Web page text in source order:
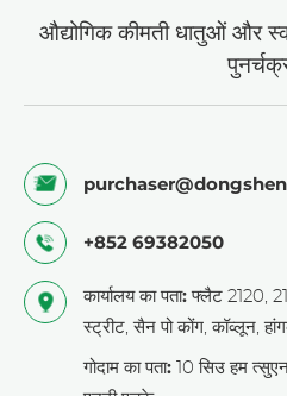
औद्योगिक कीमती धातुओं और
+852 69382050
कार्यालय का पता: फ्लैट 2120,
स्ट्रीट, सैन पो कोंग, कॉव्लून,
गोदाम का पता: 10 सिउ हम